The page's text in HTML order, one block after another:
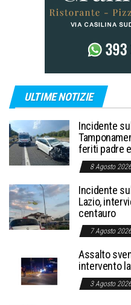
ULTIME NOTIZIE
Incidente
feriti padre
8 Agosto
Incidente
Lazio,
centauro
7 Agosto
Assalto
intervento
3 Agosto